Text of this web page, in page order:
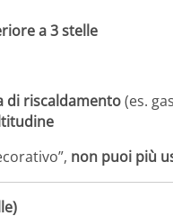
a 3 stelle
di riscaldamento(es.
non puoi più